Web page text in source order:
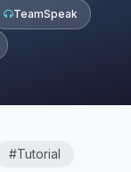
TeamSpeak
#Tutorial